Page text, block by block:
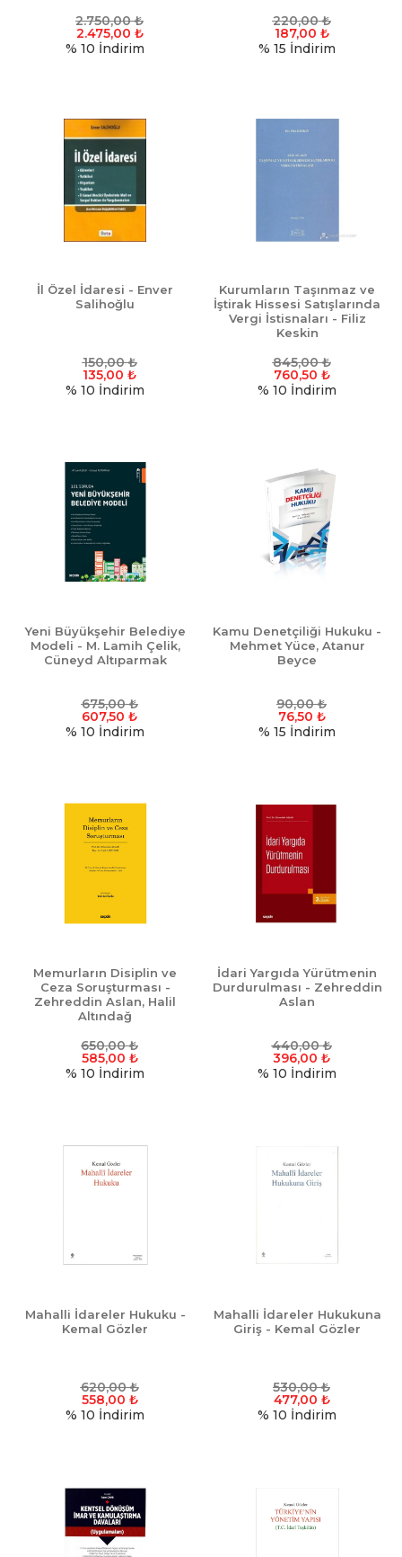
2.750,00₺
2.475,00 ₺
% 10 İndirim
220,00₺
187,00 ₺
% 15 İndirim
İl Özel İdaresi - Enver
Salihoğlu
150,00₺
135,00 ₺
% 10 İndirim
Kurumların Taşınmaz ve
İştirak Hissesi Satışlarında
Vergi İstisnaları - Filiz
Keskin
845,00₺
760,50 ₺
% 10 İndirim
Yeni Büyükşehir Belediye
Modeli - M. Lamih Çelik,
Cüneyd Altıparmak
675,00₺
607,50 ₺
% 10 İndirim
Kamu Denetçiliği Hukuku -
Mehmet Yüce, Atanur
Beyce
90,00₺
76,50 ₺
% 15 İndirim
Memurların Disiplin ve
Ceza Soruşturması -
Zehreddin Aslan, Halil
Altındağ
650,00₺
585,00 ₺
% 10 İndirim
İdari Yargıda Yürütmenin
Durdurulması - Zehreddin
Aslan
440,00₺
396,00 ₺
% 10 İndirim
Mahalli İdareler Hukuku -
Kemal Gözler
620,00₺
558,00 ₺
% 10 İndirim
Mahalli İdareler Hukukuna
Giriş - Kemal Gözler
530,00₺
477,00 ₺
% 10 İndirim